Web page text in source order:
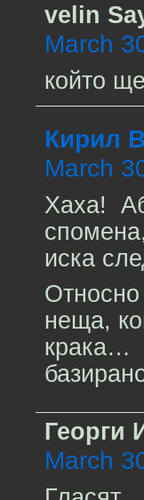
velin
March
който
Кирил
March
Хаха!
иска
неща,
крака…
Георги
March